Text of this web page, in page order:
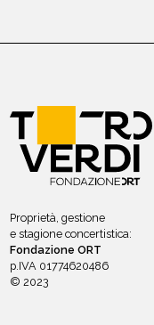
Proprietà, gestione
e stagione concertistica:
Fondazione ORT
p.IVA 01774620486
© 2023